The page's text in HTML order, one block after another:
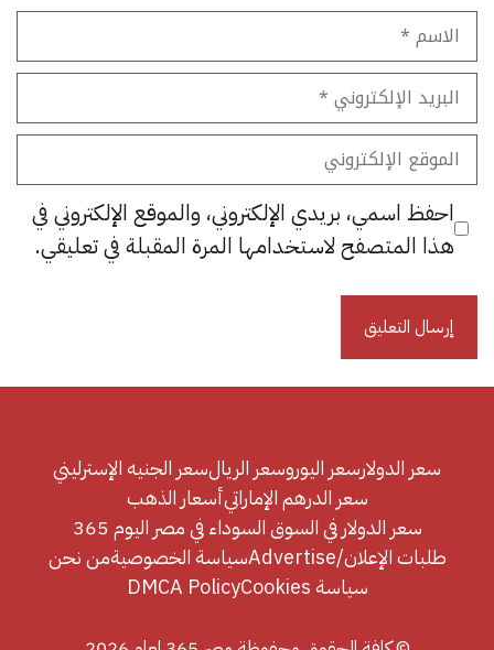
الاسم
البريد
الإلكتروني
الموقع
الإلكتروني
احفظ اسمي، بريدي الإلكتروني، والموقع الإلكتروني في
هذا المتصفح لاستخدامها المرة المقبلة في تعليقي.
سعر الدولارسعر اليوروسعر الريالسعر الجنيه الإسترليني
سعر الدرهم الإماراتيأسعار الذهب
سعر الدولار في السوق السوداء في مصر اليوم 365
طلبات الإعلان/Advertise
سياسة الخصوصيةمن نحن
سياسة Cookies
DMCA Policy